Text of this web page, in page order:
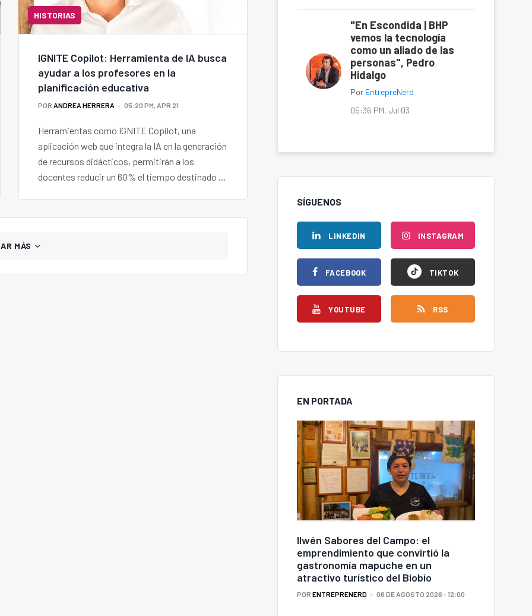
HISTORIAS
IGNITE Copilot: Herramienta de IA busca
ayudar a los profesores en la
planificación educativa
POR ANDREA HERRERA 05:20 PM, APR 21
Herramientas como IGNITE Copilot, una
aplicación web que integra la IA en la generación
de recursos didácticos, permitirán a los
docentes reducir un 60% el tiempo destinado a
MÁS
"En Escondida | BHP
vemos la tecnología
como un aliado de las
personas", Pedro
Hidalgo
Por EntrepreNerd
05:36 PM, Jul 03
SÍGUENOS
LINKEDIN
FACEBOOK
YOUTUBE
INSTAGRAM
TIKTOK
RSS
EN PORTADA
Ilwén Sabores del Campo: el
emprendimiento que convirtió la
gastronomía mapuche en un
atractivo turístico del Biobío
POR ENTREPRENERD 06 DE AGOSTO 2026 - 12:00